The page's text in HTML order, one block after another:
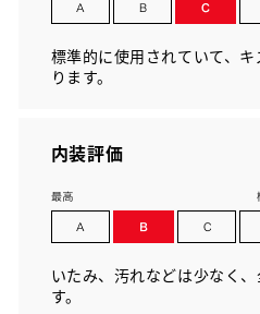
標準的に使用されていて、
ります。
内装評価
いたみ、汚れなどは少なく
す。